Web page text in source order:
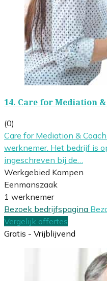
14. Care for Mediation
(0)
Care for Mediation &
werknemer. Het bedrijf is
ingeschreven bij de…
Werkgebied Kampen
Eenmanszaak
1 werknemer
Bezoek bedrijfspagina
Vergelijk offertes
Gratis - Vrijblijvend